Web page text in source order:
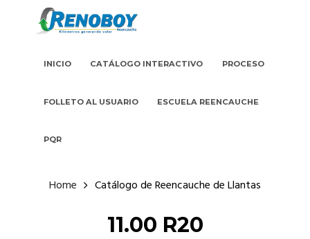
INICIO CATÁLOGO INTERACTIVO PROCESO
FOLLETO AL USUARIO ESCUELA REENCAUCHE
PQR
Home Catálogo de Reencauche de Llantas
11.00 R20